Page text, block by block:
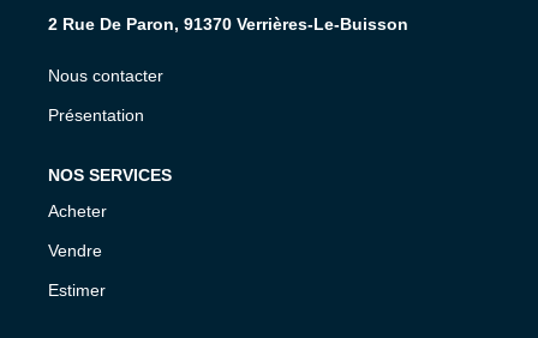
Nos Actualités
2 Rue De Paron, 91370 Verrières-Le-Buisson
Nous contacter
Présentation
NOS SERVICES
Acheter
Vendre
Estimer